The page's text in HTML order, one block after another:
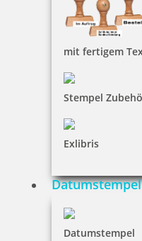
mit fertigem
Stempel
Exlibris
Datumstempel
Datumstempel
Motivstempel mit